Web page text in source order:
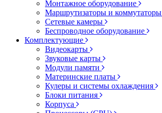
Монтажное оборудование
Маршрутизаторы и коммутаторы
Сетевые камеры
Беспроводное оборудование
Комплектующие
Видеокарты
Звуковые карты
Модули памяти
Материнские платы
Кулеры и системы охлаждения
Блоки питания
Корпуса